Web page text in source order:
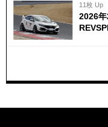
11枚 Up
2026